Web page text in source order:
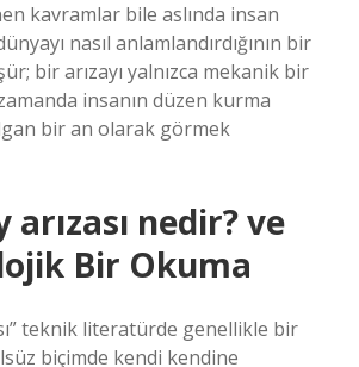
kavramlar bile aslında insan
nasıl anlamlandırdığının bir
bir arızayı yalnızca mekanik bir
insanın düzen kurma
bir an olarak görmek
arızası nedir? ve
Bir Okuma
teknik literatürde genellikle bir
biçimde kendi kendine